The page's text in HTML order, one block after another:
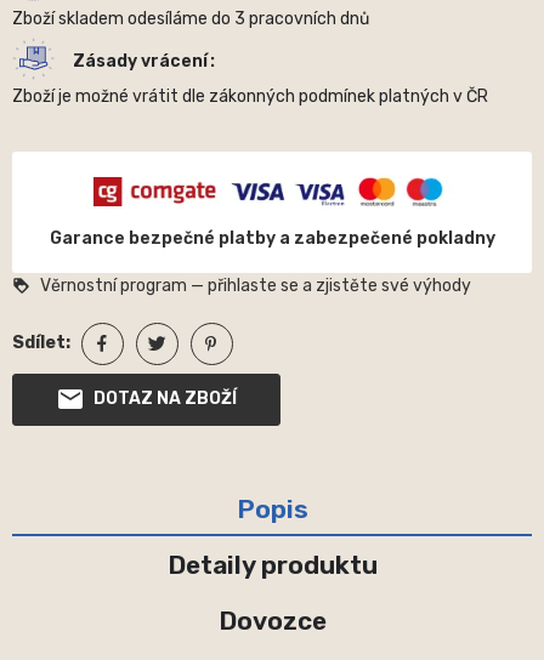
Zboží skladem odesíláme do 3 pracovních dnů
Zásady vrácení
Zboží je možné vrátit dle zákonných podmínek platných v ČR
Garance bezpečné platby a zabezpečené pokladny
loyalty Věrnostní program — přihlaste se a zjistěte své výhody
Sdílet:
DOTAZ NA ZBOŽÍ
Popis
Detaily produktu
Dovozce